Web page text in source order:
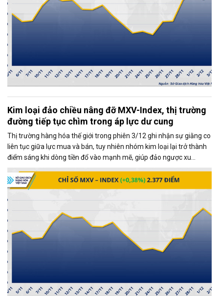
Kim loại đảo chiều nâng đỡ MXV-Index, thị trường
đường tiếp tục chìm trong áp lực dư cung
Thị trường hàng hóa thế giới trong phiên 3/12 ghi nhận sự giằng co
liên tục giữa lực mua và bán, tuy nhiên nhóm kim loại lại trở thành
điểm sáng khi dòng tiền đổ vào mạnh mẽ, giúp đảo ngược xu
hướng và kéo MXV-Index tăng gần 0,4%, đạt 2.377 điểm tại thời
điểm đóng cửa.